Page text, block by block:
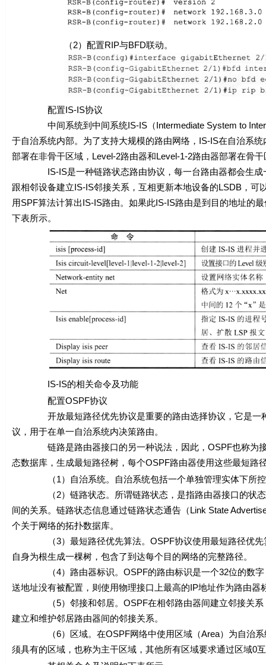
（2）配置RIP与BFD联动。
配置IS-IS协议
中间系统到中间系统IS-IS（Intermediate System to
于自治系统内部。为了支持大规模的路由网络，IS-IS在自治系
部署在非骨干区域，Level-2路由器和Level-1-2路由器部署在骨
IS-IS是一种链路状态路由协议，每一台路由器都会生成一
跟相邻设备建立IS-IS邻接关系，互相更新本地设备的LSDB，
用SPF算法计算出IS-IS路由。如果此IS-IS路由是到目的地址的
下表所示。
IS-IS的相关命令及功能
配置OSPF协议
开放最短路径优先协议是重要的路由选择协议，它是一种
议，用于在单一自治系统内决策路由。
链路是路由器接口的另一种说法，因此，OSPF也称为接
态数据库，生成最短路径树，每个OSPF路由器使用这些最短路
（1）自治系统。自治系统包括一个单独管理实体下所控制
（2）链路状态。所谓链路状态，是指路由器接口的状态，
间的关系。链路状态信息通过链路状态通告（Link State
个关于网络的拓扑数据库。
（3）最短路径优先算法。OSPF协议使用最短路径优先算
自身为根生成一棵树，包含了到达每个目的网络的完整路径。
（4）路由器标识。OSPF的路由标识是一个32位的数字，
送地址没有被配置，则使用物理接口上最高的IP地址作为路由器
（5）邻接和邻居。OSPF在相邻路由器间建立邻接关系，
建立和维护邻居路由器间的邻接关系。
（6）区域。在OSPF网络中使用区域（Area）为自治系统
须具有的区域，也称为主干区域，其他所有区域要求通过区域0